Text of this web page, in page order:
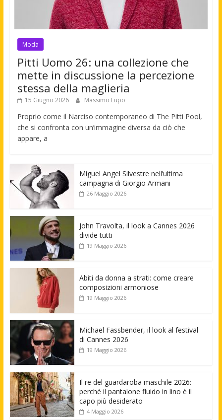
Moda
Pitti Uomo 26: una collezione che
mette in discussione la percezione
stessa della maglieria
15 Giugno 2026 Massimo Lupo
Proprio come il Narciso contemporaneo di The Pitti Pool,
che si confronta con un’immagine diversa da ciò che
appare, a
Miguel Angel Silvestre nell’ultima
campagna di Giorgio Armani
26 Maggio 2026
John Travolta, il look a Cannes 2026
divide tutti
19 Maggio 2026
Abiti da donna a strati: come creare
composizioni armoniose
19 Maggio 2026
Michael Fassbender, il look al festival
di Cannes 2026
19 Maggio 2026
Il re del guardaroba maschile 2026:
perché il pantalone fluido in lino è il
capo più desiderato
4 Maggio 2026